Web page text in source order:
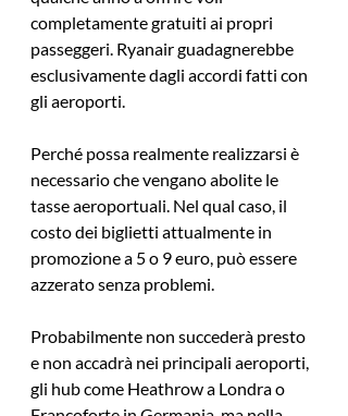
completamente gratuiti ai propri
passeggeri. Ryanair guadagnerebbe
esclusivamente dagli accordi fatti con
gli aeroporti.
Perché possa realmente realizzarsi è
necessario che vengano abolite le
tasse aeroportuali. Nel qual caso, il
costo dei biglietti attualmente in
promozione a 5 o 9 euro, può essere
azzerato senza problemi.
Probabilmente non succederà presto
e non accadrà nei principali aeroporti,
gli hub come Heathrow a Londra o